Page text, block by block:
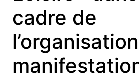
cadre de